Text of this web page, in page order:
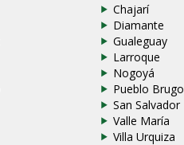
Chajarí
Diamante
Gualeguay
Larroque
Nogoyá
Pueblo Brugo
San Salvador
Valle María
Villa Urquiza